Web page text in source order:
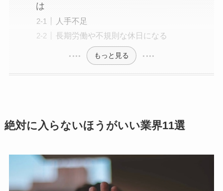
は
人手不足
長期労働や不規則な休日になる
もっと見る
絶対に入らないほうがいい業界11選